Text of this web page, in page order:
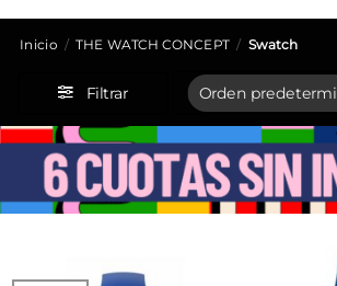
Inicio / THE WATCH CONCEPT / Swatch
Filtrar